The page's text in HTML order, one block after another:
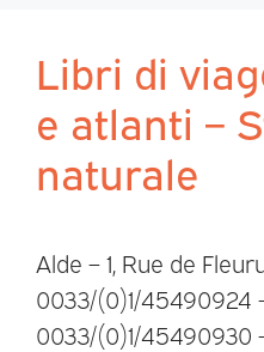
Libri di
e atlanti –
naturale
Alde – 1, Rue de
0033/(0)1/45490924
0033/(0)1/45490930